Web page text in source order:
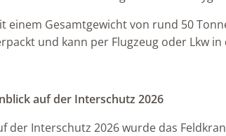
einem Gesamtgewicht von rund 50
und kann per Flugzeug oder Lkw
auf der Interschutz 2026
der Interschutz 2026 wurde das